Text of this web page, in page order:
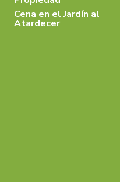
Cena en el Jardín al
Atardecer